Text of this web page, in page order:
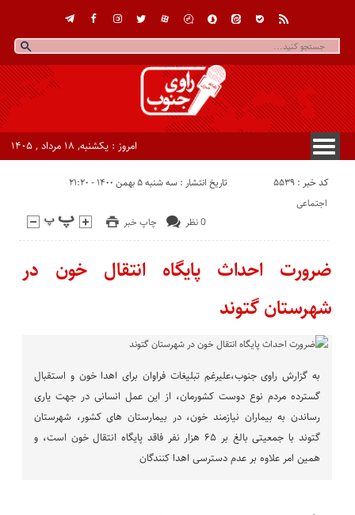
امروز : یکشنبه, ۱۸ مرداد , ۱۴۰۵
کد خبر : 5539 تاریخ انتشار : سه شنبه ۵ بهمن ۱۴۰۰ - ۲۱:۲۰
چاپ خبر 0 نظر
اجتماعی
ضرورت احداث پایگاه انتقال خون در
شهرستان گتوند
به گزارش راوی جنوب،علیرغم تبلیغات فراوان برای اهدا خون و استقبال
گسترده مردم نوع دوست کشورمان، از این عمل انسانی در جهت یاری
رساندن به بیماران نیازمند خون، در بیمارستان های کشور، شهرستان
گتوند با جمعیتی بالغ بر ۶۵ هزار نفر فاقد پایگاه انتقال خون است، و
همین امر علاوه بر عدم دسترسی اهدا کنندگان